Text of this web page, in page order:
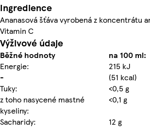
Ingredience
Ananasová šťáva vyrobená z koncentrátu
Vitamin C
Výživové údaje
Běžné hodnoty
na 100 ml:
Energie:
215 kJ
-
(51 kcal)
Tuky:
<0,5 g
z toho nasycené mastné
kyseliny:
<0,1 g
Sacharidy:
12 g